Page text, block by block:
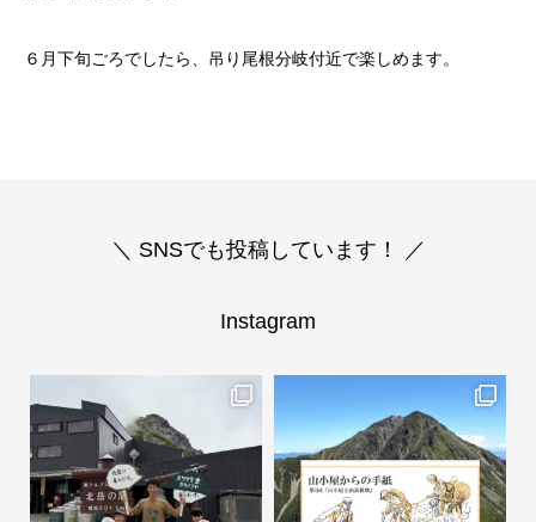
６月下旬ごろでしたら、吊り尾根分岐付近で楽しめます。
＼ SNSでも投稿しています！ ／
Instagram